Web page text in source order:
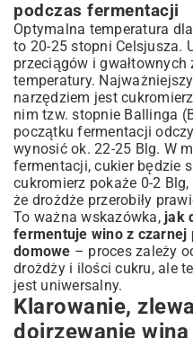
podczas fermentacji
Optymalna temperatura
to 20-25 stopni Celsjusza.
przeciągów i gwałtownych
temperatury.
narzędziem jest
nim tzw. stopnie Ballinga
początku fermentacji
wynosić ok. 22-25 Blg. W
fermentacji, cukier będzie
cukromierz pokaże 0-2
że drożdże przerobiły
To ważna wskazówka, jak
fermentuje wino z czarnej
domowe – proces zależy
drożdży i ilości cukru, ale
jest uniwersalny.
Klarowanie,
dojrzewanie wina